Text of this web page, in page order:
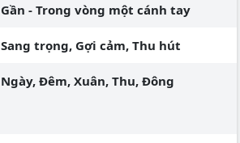
Gần - Trong vòng một cánh tay
Sang trọng, Gợi cảm, Thu hút
Ngày, Đêm, Xuân, Thu, Đông